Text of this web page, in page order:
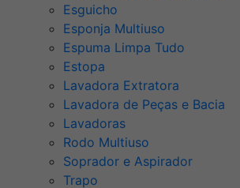
Esguicho
Esponja Multiuso
Espuma Limpa Tudo
Estopa
Lavadora Extratora
Lavadora de Peças e Bacia
Lavadoras
Rodo Multiuso
Soprador e Aspirador
Trapo